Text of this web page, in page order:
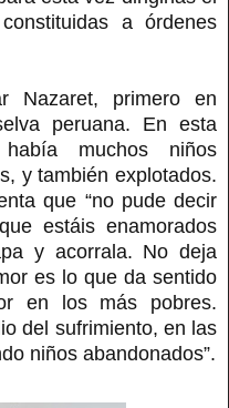
a órdenes
Nazaret, primero en
peruana. En esta
muchos niños
y también explotados.
que “no pude decir
estáis enamorados
y acorrala. No deja
es lo que da sentido
en los más pobres.
del sufrimiento, en las
niños abandonados”.